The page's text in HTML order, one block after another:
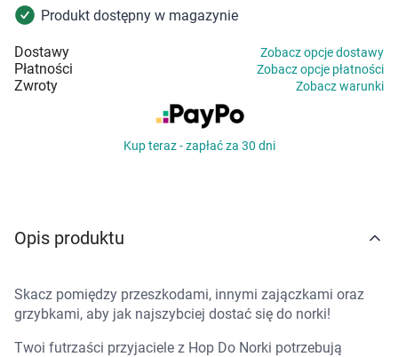
Mężczyzna
Zdrowy styl życia
Sprzęt medyczny
Grupy produktowe
Marki
Produkt dostępny w magazynie
Dostawy Zobacz opcje dostawy
Płatności Zobacz opcje płatności
Zwroty Zobacz warunki
Kup teraz - zapłać za 30 dni
Opis produktu
Skacz pomiędzy przeszkodami, innymi zajączkami oraz
grzybkami, aby jak najszybciej dostać się do norki!
Twoi futrzaści przyjaciele z Hop Do Norki potrzebują